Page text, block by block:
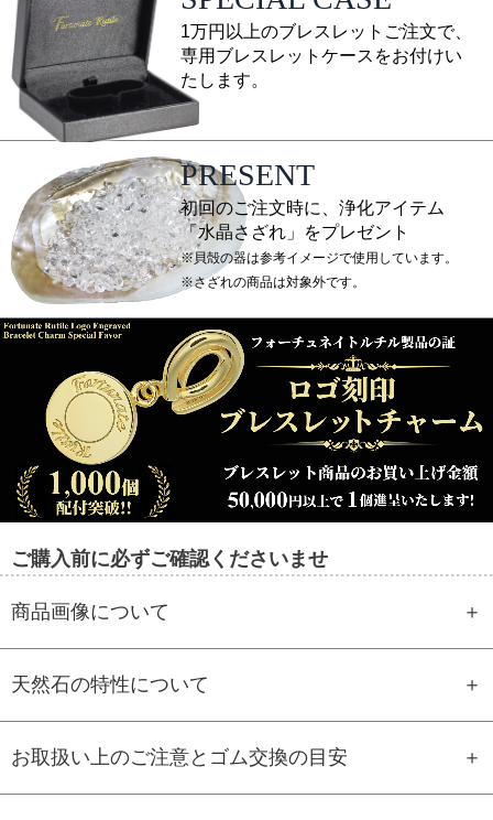
1万円以上のブレスレットご注文で、
専用ブレスレットケースをお付けい
たします。
PRESENT
初回のご注文時に、浄化アイテム
「水晶さざれ」をプレゼント
※貝殻の器は参考イメージで使用しています。
※さざれの商品は対象外です。
ご購入前に必ずご確認くださいませ
商品画像について
天然石の特性について
お取扱い上のご注意とゴム交換の目安